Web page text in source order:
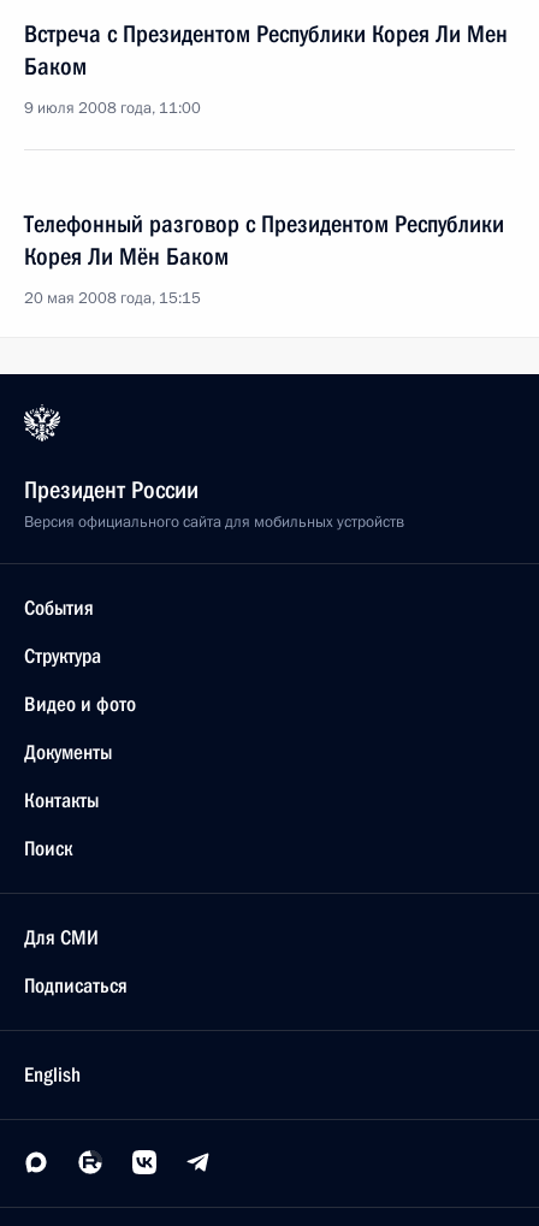
Встреча с Президентом Республики Корея Ли Мен
Баком
9 июля 2008 года, 11:00
Телефонный разговор с Президентом Республики
Корея Ли Мён Баком
20 мая 2008 года, 15:15
Президент России
Версия официального сайта для мобильных устройств
События
Структура
Видео и фото
Документы
Контакты
Поиск
Для СМИ
Подписаться
English